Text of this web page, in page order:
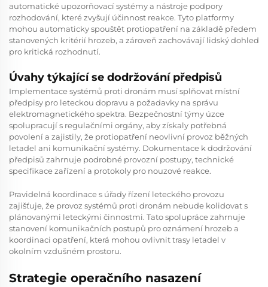
automatické upozorňovací systémy a nástroje podpory
rozhodování, které zvyšují účinnost reakce. Tyto platformy
mohou automaticky spouštět protiopatření na základě předem
stanovených kritérií hrozeb, a zároveň zachovávají lidský dohled
pro kritická rozhodnutí.
Úvahy týkající se dodržování předpisů
Implementace systémů proti dronám musí splňovat místní
předpisy pro leteckou dopravu a požadavky na správu
elektromagnetického spektra. Bezpečnostní týmy úzce
spolupracují s regulačními orgány, aby získaly potřebná
povolení a zajistily, že protiopatření neovlivní provoz běžných
letadel ani komunikační systémy. Dokumentace k dodržování
předpisů zahrnuje podrobné provozní postupy, technické
specifikace zařízení a protokoly pro nouzové reakce.
Pravidelná koordinace s úřady řízení leteckého provozu
zajišťuje, že provoz systémů proti dronám nebude kolidovat s
plánovanými leteckými činnostmi. Tato spolupráce zahrnuje
stanovení komunikačních postupů pro oznámení hrozeb a
koordinaci opatření, která mohou ovlivnit trasy letadel v
okolním vzdušném prostoru.
Strategie operačního nasazení